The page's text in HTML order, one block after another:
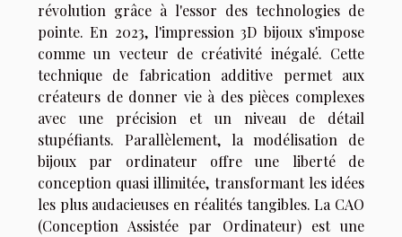
révolution grâce à l'essor des technologies de
pointe. En 2023, l'impression 3D bijoux s'impose
comme un vecteur de créativité inégalé. Cette
technique de fabrication additive permet aux
créateurs de donner vie à des pièces complexes
avec une précision et un niveau de détail
stupéfiants. Parallèlement, la modélisation de
bijoux par ordinateur offre une liberté de
conception quasi illimitée, transformant les idées
les plus audacieuses en réalités tangibles. La CAO
(Conception Assistée par Ordinateur) est une